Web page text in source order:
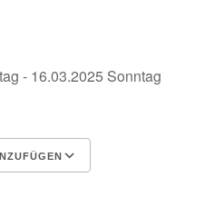
- 16.03.2025 Sonntag